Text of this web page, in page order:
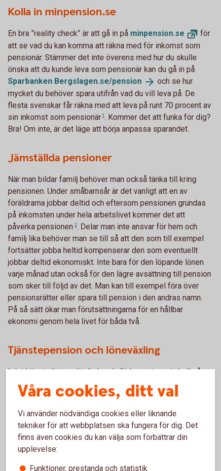
Kolla in minpension.se
En bra ”reality check” är att gå in på minpension.se
för
att se vad du kan komma att räkna med för inkomst som
pensionär. Stämmer det inte överens med hur du skulle
önska att du kunde leva som pensionär kan du gå in på
Sparbanken Bergslagen.se/pension
och se hur
mycket du behöver spara utifrån vad du vill leva på. De
flesta svenskar får räkna med att leva på runt 70 procent av
sin inkomst som pensionär 1. Kommer det att funka för dig?
Bra! Om inte, är det läge att börja anpassa sparandet.
Jämställda pensioner
När man bildar familj behöver man också tänka till kring
pensionen. Under småbarnsår är det vanligt att en av
föräldrarna jobbar deltid och eftersom pensionen grundas
på inkomsten under hela arbetslivet kommer det att
påverka pensionen 2. Delar man inte ansvar för hem och
familj lika behöver man se till så att den som till exempel
fortsätter jobba heltid kompenserar den som eventuellt
jobbar deltid ekonomiskt. Inte bara för den löpande lönen
varje månad utan också för den lägre avsättning till pension
som sker till följd av det. Man kan till exempel föra över
pensionsrätter eller spara till pension i den andras namn.
På så sätt ökar man förutsättningarna för en hållbar
ekonomi genom hela livet för båda två.
Tjänstepension och löneväxling
I det här stadiet av ditt liv har du förhoppningsvis koll på
det där med tjänstepension. Även om många inte tänker på
det, är det den viktigaste löneförmånen. Så se till att din
arbetsgivare att göra det, eller förhandla om att bli
kompenserad på annat sätt och sätt upp ett eget sparande
på motsvarande belopp. Avsättningen till tjänstepension är
1 350 eller 1 800 kronor per månad om man har en lön på
30 000 kronor. Med en lön på 50 000 kronor är avsättningen
Våra cookies, ditt val
Vi använder nödvändiga cookies eller liknande
tekniker för att webbplatsen ska fungera för dig. Det
finns även cookies du kan välja som förbättrar din
upplevelse:
Funktioner, prestanda och statistik